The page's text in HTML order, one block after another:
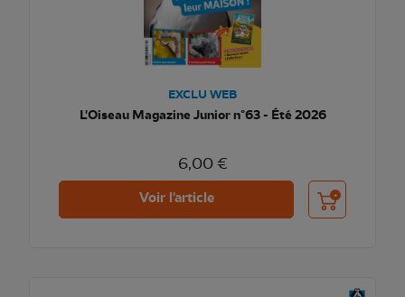
EXCLU WEB
L'Oiseau Magazine Junior n°63 - Été 2026
6,00 €
Voir l'article Ajouter au